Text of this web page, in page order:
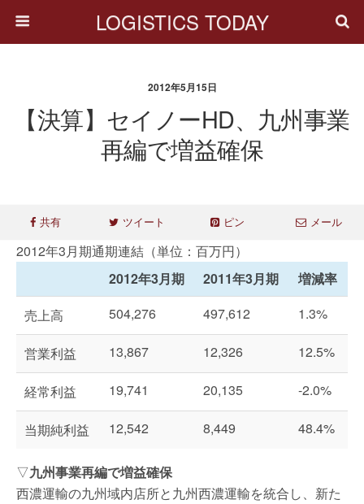
LOGISTICS TODAY
2012年5月15日
【決算】セイノーHD、九州事業
再編で増益確保
共有 ツイート ピン メール
2012年3月期通期連結（単位：百万円）
2012年3月期
2011年3月期
増減率
売上高
504,276 497,612 1.3%
営業利益 13,867 12,326 12.5%
経常利益 19,741 20,135 -2.0%
当期純利益 12,542 8,449 48.4%
▽九州事業再編で増益確保
西濃運輸の九州域内店所と九州西濃運輸を統合し、新た